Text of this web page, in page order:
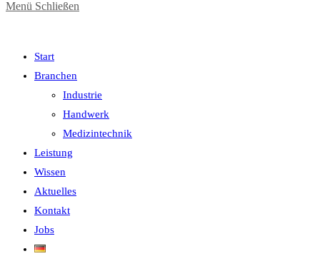
Menü Schließen
Start
Branchen
Industrie
Handwerk
Medizintechnik
Leistung
Wissen
Aktuelles
Kontakt
Jobs